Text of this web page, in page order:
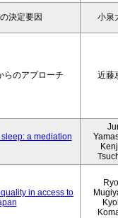
決定要因 小泉
らのアプローチ 近藤
a mediation
in access to